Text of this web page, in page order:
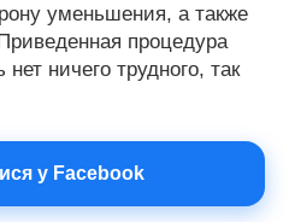
уменьшения, а также
процедура
ничего трудного, так
у Facebook